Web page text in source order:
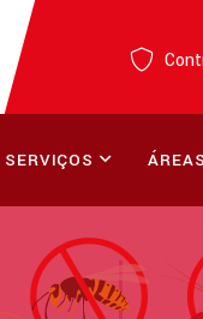
SERVIÇOS